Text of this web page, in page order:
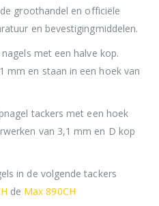
groothandel en officiële
en bevestigingmiddelen.
met een halve kop.
mm en staan in een hoek van
tackers met een hoek
van 3,1 mm en D kop
in de volgende tackers
de Max 890CH